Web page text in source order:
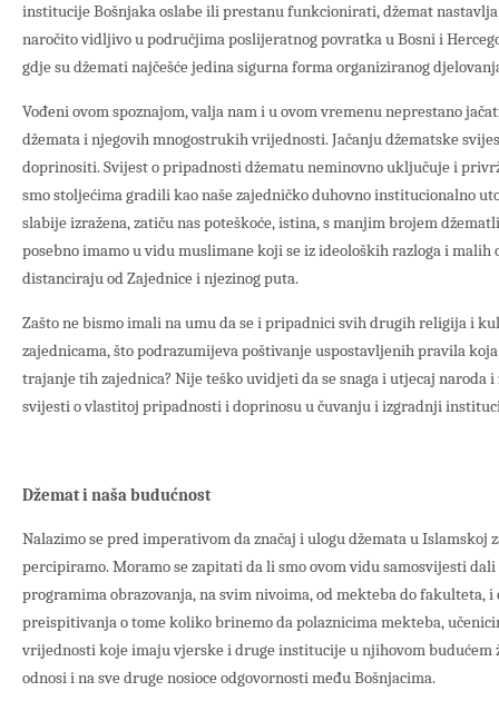
institucije Bošnjaka oslabe ili prestanu funkcionirati, džemat nastavlja
naročito vidljivo u područjima poslijeratnog povratka u Bosni i
gdje su džemati najčešće jedina sigurna forma organiziranog
Vođeni ovom spoznajom, valja nam i u ovom vremenu neprestano
džemata i njegovih mnogostrukih vrijednosti. Jačanju džematske
doprinositi. Svijest o pripadnosti džematu neminovno uključuje i
smo stoljećima gradili kao naše zajedničko duhovno institucionalno
slabije izražena, zatiču nas poteškoće, istina, s manjim brojem
posebno imamo u vidu muslimane koji se iz ideoloških razloga i
distanciraju od Zajednice i njezinog puta.
Zašto ne bismo imali na umu da se i pripadnici svih drugih religija i
zajednicama, što podrazumijeva poštivanje uspostavljenih pravila
trajanje tih zajednica? Nije teško uvidjeti da se snaga i utjecaj naroda
svijesti o vlastitoj pripadnosti i doprinosu u čuvanju i izgradnji
Džemat i naša budućnost
Nalazimo se pred imperativom da značaj i ulogu džemata u
percipiramo. Moramo se zapitati da li smo ovom vidu samosvijesti
programima obrazovanja, na svim nivoima, od mekteba do fakulteta, i
preispitivanja o tome koliko brinemo da polaznicima mekteba,
vrijednosti koje imaju vjerske i druge institucije u njihovom budućem
odnosi i na sve druge nosioce odgovornosti među Bošnjacima.